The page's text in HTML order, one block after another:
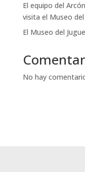
El equipo del
visita el Museo
El Museo del
No hay